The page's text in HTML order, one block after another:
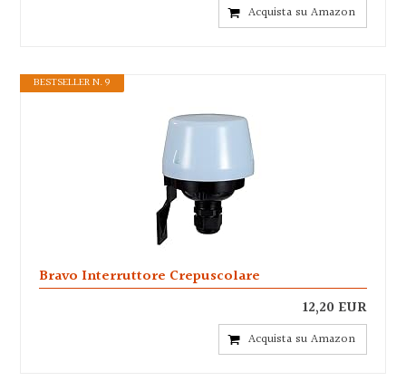
Acquista su Amazon
BESTSELLER N. 9
Bravo Interruttore Crepuscolare
12,20 EUR
Acquista su Amazon